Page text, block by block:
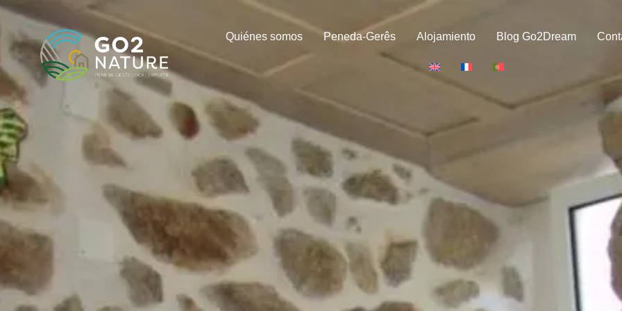
Quiénes somos Peneda-Gerês Alojamiento Blog Go2Dream